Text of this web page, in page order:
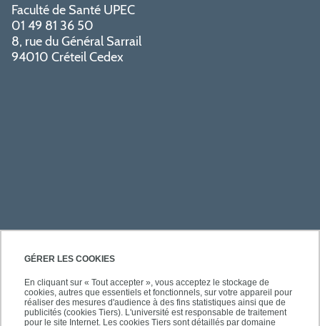
GÉRER LES COOKIES
En cliquant sur « Tout accepter », vous acceptez le stockage de
cookies, autres que essentiels et fonctionnels, sur votre appareil pour
réaliser des mesures d'audience à des fins statistiques ainsi que de
publicités (cookies Tiers). L'université est responsable de traitement
pour le site Internet. Les cookies Tiers sont détaillés par domaine
Faculté de Santé UPEC
01 49 81 36 50
8, rue du Général Sarrail
94010 Créteil Cedex
PRATIQUE
ACCÈS RAPIDES